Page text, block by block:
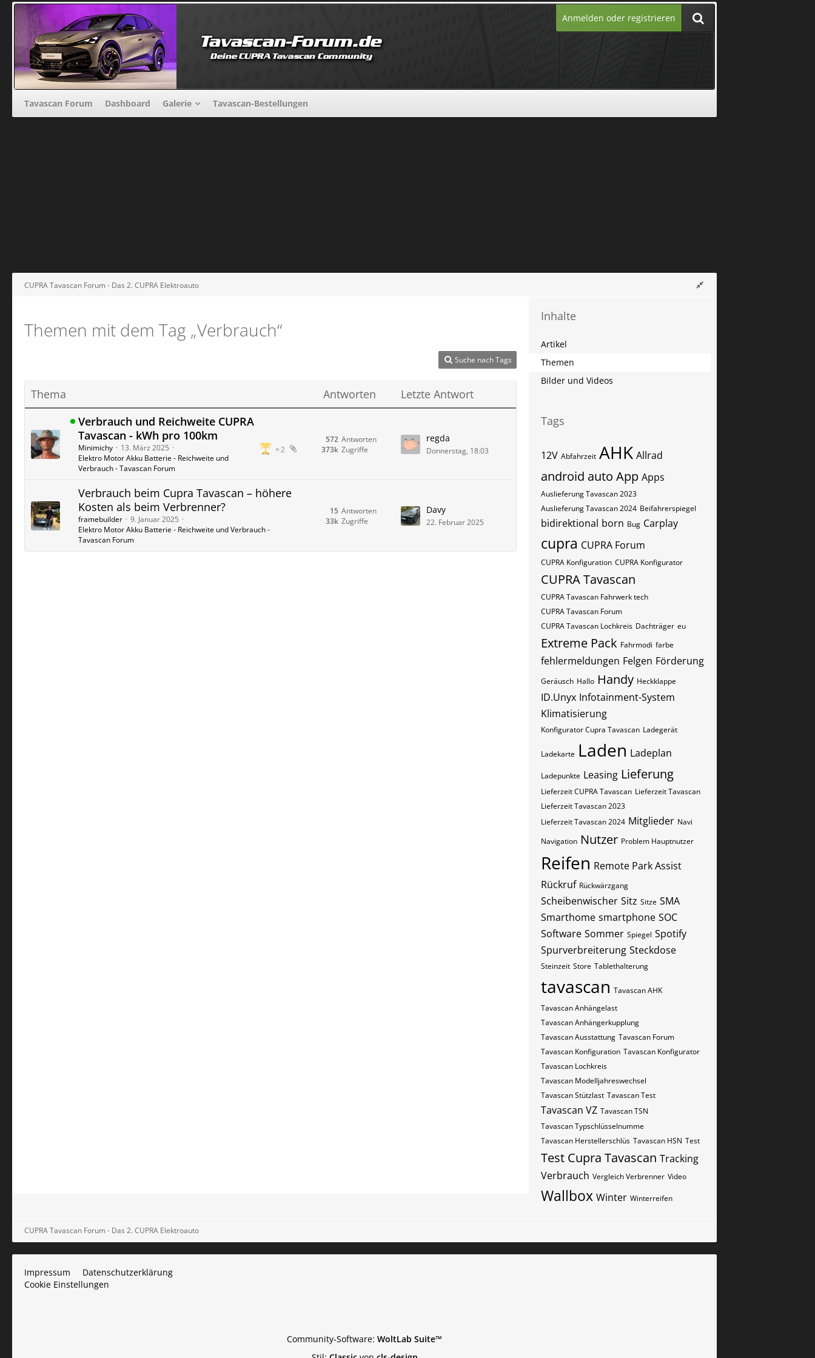
Anmelden oder registrieren
Tavascan Forum Dashboard Galerie Tavascan-Bestellungen
CUPRA Tavascan Forum - Das 2. CUPRA Elektroauto
Themen mit dem Tag „Verbrauch“
Suche nach Tags
Thema Antworten
Letzte Antwort
Verbrauch und Reichweite CUPRA
Tavascan - kWh pro 100km
2
Minimichy
13. März 2025
Elektro Motor Akku Batterie - Reichweite und
Verbrauch - Tavascan Forum
Antworten
572
Zugriffe
373k
regda
Donnerstag, 18:03
Verbrauch beim Cupra Tavascan – höhere
Kosten als beim Verbrenner?
framebuilder
9. Januar 2025
Elektro Motor Akku Batterie - Reichweite und Verbrauch -
Tavascan Forum
Antworten
15
Zugriffe
33k
Davy
22. Februar 2025
Inhalte
Artikel
Themen
Bilder und Videos
Tags
12V Abfahrzeit AHK Allrad
android auto App Apps
Auslieferung Tavascan 2023
Auslieferung Tavascan 2024 Beifahrerspiegel
bidirektional born Bug Carplay
cupra CUPRA Forum
CUPRA Konfiguration CUPRA Konfigurator
CUPRA Tavascan
CUPRA Tavascan Fahrwerk tech
CUPRA Tavascan Forum
CUPRA Tavascan Lochkreis Dachträger eu
Extreme Pack Fahrmodi farbe
fehlermeldungen Felgen Förderung
Geräusch Hallo Handy Heckklappe
ID.Unyx Infotainment-System
Klimatisierung
Konfigurator Cupra Tavascan Ladegerät
Ladekarte Laden Ladeplan
Ladepunkte Leasing Lieferung
Lieferzeit CUPRA Tavascan Lieferzeit Tavascan
Lieferzeit Tavascan 2023
Lieferzeit Tavascan 2024 Mitglieder Navi
Navigation Nutzer Problem Hauptnutzer
Reifen Remote Park Assist
Rückruf Rückwärzgang
Scheibenwischer Sitz Sitze SMA
Smarthome smartphone SOC
Software Sommer Spiegel Spotify
Spurverbreiterung Steckdose
Steinzeit Store Tablethalterung
tavascan Tavascan AHK
Tavascan Anhängelast
Tavascan Anhängerkupplung
Tavascan Ausstattung Tavascan Forum
Tavascan Konfiguration Tavascan Konfigurator
Tavascan Lochkreis
Tavascan Modelljahreswechsel
Tavascan Stützlast Tavascan Test
Tavascan VZ Tavascan​​​​ TSN
Tavascan​​​​ Typschlüsselnumme
Tavascan​​​​​ Herstellerschlüs Tavascan​​​​​ HSN Test
Test Cupra Tavascan Tracking
Verbrauch Vergleich Verbrenner Video
Wallbox Winter Winterreifen
CUPRA Tavascan Forum - Das 2. CUPRA Elektroauto
Impressum
Datenschutzerklärung
Cookie Einstellungen
Community-Software: WoltLab Suite™